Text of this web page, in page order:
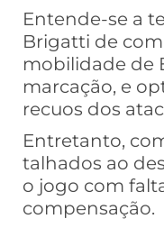
Entende-se a
Brigatti de
mobilidade de
marcação, e
recuos dos
Entretanto,
talhados ao
o jogo com
compensação.